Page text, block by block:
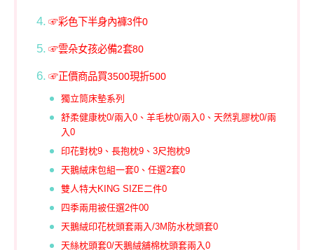
☞彩色下半身內褲3件0
☞雲朵女孩必備2套80
☞正價商品買3500現折500
獨立筒床墊系列
舒柔健康枕0/兩入0、羊毛枕0/兩入0、天然乳膠枕0/兩
入0
印花對枕9、長抱枕9、3尺抱枕9
天鵝絨床包組一套0、任選2套0
雙人特大KING SIZE二件0
四季兩用被任選2件00
天鵝絨印花枕頭套兩入/3M防水枕頭套0
天絲枕頭套0/天鵝絨舖棉枕頭套兩入0